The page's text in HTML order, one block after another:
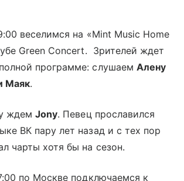
веселимся на «Mint Music Home
Green Concert. Зрителей ждет
программе: слушаем Алену
Маяк.
ждемJony. Певец прославился
ВК пару лет назад и с тех пор
чарты хотя бы на сезон.
по Москве подключаемся к